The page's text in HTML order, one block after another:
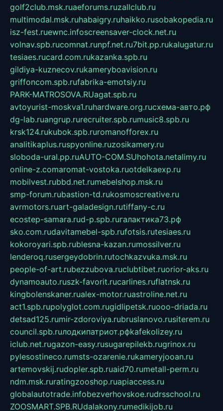
golf2club.msk.ruaeforums.ruzallclub.ru
multimodal.msk.ruhabaigry.ruhaikko.rusobakopedia.ru
isz-fest.ruewnc.infoscreensaver-clock.net.ru
volnav.spb.rucomnat.runpf.net.ru7bit.pp.rukalugatur.ru
tesiaes.rucard.com.rukazanka.spb.ru
gildiya-kuznecov.rukameryboavision.ru
griffoncom.spb.rufabrika-emotsiy.ru
PARK-MATROSOVA.RUagat.spb.ru
avtoyurist-moskva1.ruhardware.org.ruсхема-авто.рф
dg-lab.ruangrup.rurecruiter.spb.rumusic8.spb.ru
krsk124.rukubok.spb.ruromanofforex.ru
analitikaplus.ruspyonline.ruzosikamery.ru
sloboda-ural.pp.ruAUTO-COM.SUhohota.netalimy.ru
online-z.comaromat-vostoka.ruotdelkaexp.ru
mobilvest.rubbd.net.rumebelshop.msk.ru
smp-forum.rubastion-td.rukosmoscreative.ru
avrmotors.ruart-galadesign.rutiffany-c.ru
ecostep-samara.rud-p.spb.ruгалактика73.рф
sko.com.rudavitamebel-spb.rufotsis.rutesiaes.ru
kokoroyari.spb.rublesna-kazan.rumossilver.ru
lenderoq.rusergeydobrin.rutochkazvuka.msk.ru
people-of-art.rubezzubova.ruclubtibet.ruorior-aks.ru
dynamoauto.ruszk-favorit.rucarlines.ruflatnsk.ru
kingbolenskaner.rualex-motor.ruastroline.net.ru
act1.spb.rupolyglot.com.rugidlipetsk.ruooo-driada.ru
detsad125.rumir-zdoroviya.rubruslanovo.rusiterem.ru
council.spb.ruлодкипатриот.рфkafekolizey.ru
iclub.net.rugazon-easy.rusugarepilekb.rugrinox.ru
pylesostineco.rumsts-ozarenie.rukameryjooan.ru
artemovskij.rudopler.spb.ruaid70.rumetall-perm.ru
ndm.msk.ruratingzooshop.ruapiaccess.ru
globalautotrade.infobezverhovskoe.rudrsschool.ru
ZOOSMART.SPB.RUdalakony.rumedikijob.ru